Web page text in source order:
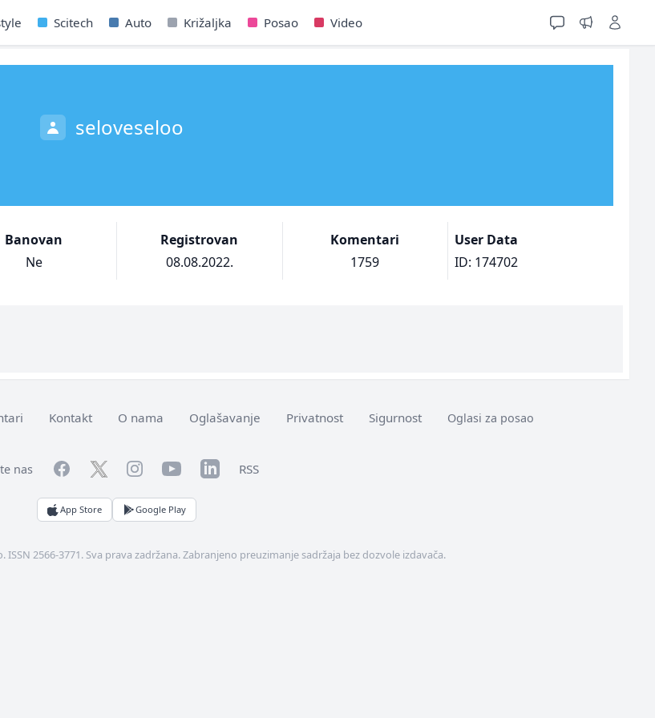
Scitech Auto Križaljka Posao Video
seloveseloo
Banovan
Ne
Registrovan
08.08.2022.
Komentari
1759
User Data
ID: 174702
Kontakt O nama Oglašavanje Privatnost Sigurnost Oglasi za posao
nas FacebookTwitterInstagramYouTubeLinkedInRSS
App Store Google Play
2566-3771. Sva prava zadržana. Zabranjeno preuzimanje sadržaja bez dozvole izdavača.